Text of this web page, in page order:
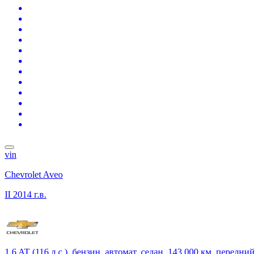
vin
Chevrolet Aveo
II 2014 г.в.
1.6 AT (116 л.с.), бензин, автомат, седан, 143 000 км, передний,